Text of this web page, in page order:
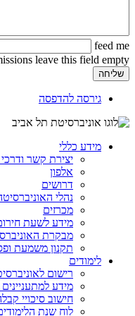
feed me
leave this field empty.
גירסה להדפסה
מידע כללי
יצירת קשר
אלפון
דרושים
נהלי
מכרזים
מידע לשעת
מבקרת
תקנון משמעת
לימודים
רישום
מידע למתעניינים
חישוב סיכויי
לוח שנת